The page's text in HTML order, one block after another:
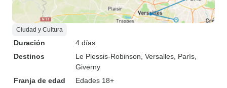
Ciudad y Cultura
Duración
4 días
Destinos
Le Plessis-Robinson , Versalles , París
Giverny
Franja de edad
Edades 18+